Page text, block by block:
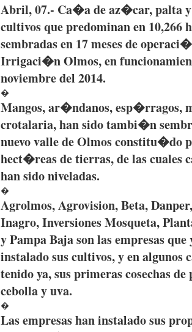
Abril, 07.- Ca�adeaz�car,paltay
cultivosquepredominanen 10,266
sembradasen 17mesesde
Irrigaci�nOlmos, en
noviembredel 2014.
�
Mangos,ar�ndanos,esp�rragos,
crotalaria,hansidotambi�n
nuevovalledeOlmosconstitu�do
hect�reasdetierras, delascuales
hansidoniveladas.
�
Agrolmos,Agrovision, Beta,Danper,
Inagro,InversionesMosqueta,
y Pampa Baja sonlasempresasque
instaladosuscultivos, y enalgunos
tenidoya,susprimerascosechasde
cebollayuva.
�
Lasempresashaninstaladosus